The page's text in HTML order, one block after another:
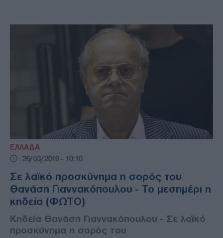
ΕΛΛΑΔΑ
26/03/2019 - 10:10
Σε λαϊκό προσκύνημα η σορός του
Θανάση Γιαννακόπουλου - Το μεσημέρι η
κηδεία (ΦΩΤΟ)
Κηδεία Θανάση Γιαννακόπουλου - Σε λαϊκό
προσκύνημα η σορός του